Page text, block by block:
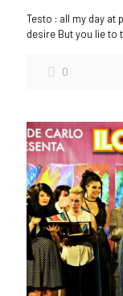
Testo : all my day at
desire But you lie
0